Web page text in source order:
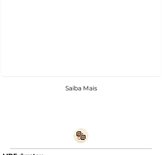
Saiba Mais